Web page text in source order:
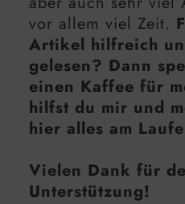
vor allem viel Zeit.
Artikel hilfreich
gelesen? Dann
einen Kaffee für
hilfst du mir und
hier alles am
Vielen Dank für
Unterstützung!